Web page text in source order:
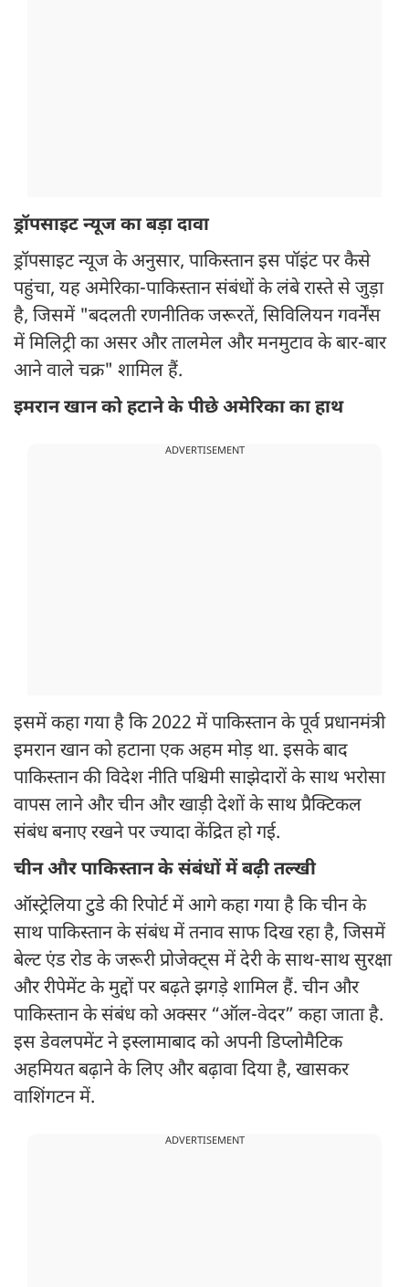
ड्रॉपसाइट न्यूज का बड़ा दावा
ड्रॉपसाइट न्यूज के अनुसार, पाकिस्तान इस पॉइंट पर कैसे
पहुंचा, यह अमेरिका-पाकिस्तान संबंधों के लंबे रास्ते से जुड़ा
है, जिसमें "बदलती रणनीतिक जरूरतें, सिविलियन गवर्नेंस
में मिलिट्री का असर और तालमेल और मनमुटाव के बार-बार
आने वाले चक्र" शामिल हैं.
इमरान खान को हटाने के पीछे अमेरिका का हाथ
ADVERTISEMENT
इसमें कहा गया है कि 2022 में पाकिस्तान के पूर्व प्रधानमंत्री
इमरान खान को हटाना एक अहम मोड़ था. इसके बाद
पाकिस्तान की विदेश नीति पश्चिमी साझेदारों के साथ भरोसा
वापस लाने और चीन और खाड़ी देशों के साथ प्रैक्टिकल
संबंध बनाए रखने पर ज्यादा केंद्रित हो गई.
चीन और पाकिस्तान के संबंधों में बढ़ी तल्खी
ऑस्ट्रेलिया टुडे की रिपोर्ट में आगे कहा गया है कि चीन के
साथ पाकिस्तान के संबंध में तनाव साफ दिख रहा है, जिसमें
बेल्ट एंड रोड के जरूरी प्रोजेक्ट्स में देरी के साथ-साथ सुरक्षा
और रीपेमेंट के मुद्दों पर बढ़ते झगड़े शामिल हैं. चीन और
पाकिस्तान के संबंध को अक्सर “ऑल-वेदर” कहा जाता है.
इस डेवलपमेंट ने इस्लामाबाद को अपनी डिप्लोमैटिक
अहमियत बढ़ाने के लिए और बढ़ावा दिया है, खासकर
वाशिंगटन में.
ADVERTISEMENT